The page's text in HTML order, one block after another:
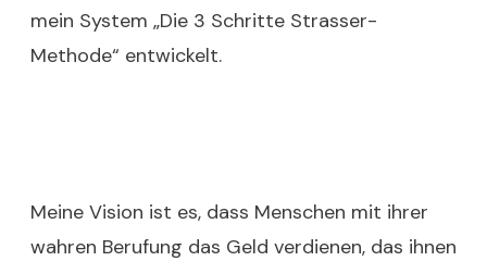
mein System „Die 3 Schritte Strasser-
Methode“ entwickelt.
Meine Vision ist es, dass Menschen mit ihrer
wahren Berufung das Geld verdienen, das ihnen